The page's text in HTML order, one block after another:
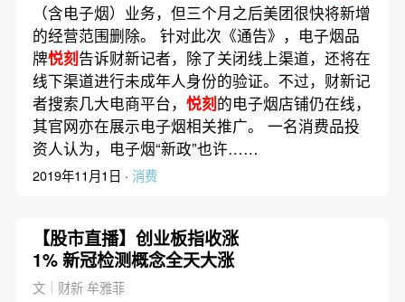
（含电子烟）业务，但三个月之后美团很快将新增
的经营范围删除。 针对此次《通告》，电子烟品
牌悦刻告诉财新记者，除了关闭线上渠道，还将在
线下渠道进行未成年人身份的验证。不过，财新记
者搜索几大电商平台， 悦刻的电子烟店铺仍在线，
其官网亦在展示电子烟相关推广。 一名消费品投
资人认为，电子烟“新政”也许……
2019年11月1日 · 消费
【股市直播】创业板指收涨
1% 新冠检测概念全天大涨
文｜财新 牟雅菲